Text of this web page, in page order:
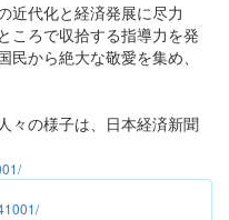
近代化と経済発展に尽力
ころで収拾する指導力を発
から絶大な敬愛を集め、
々の様子は、日本経済新聞